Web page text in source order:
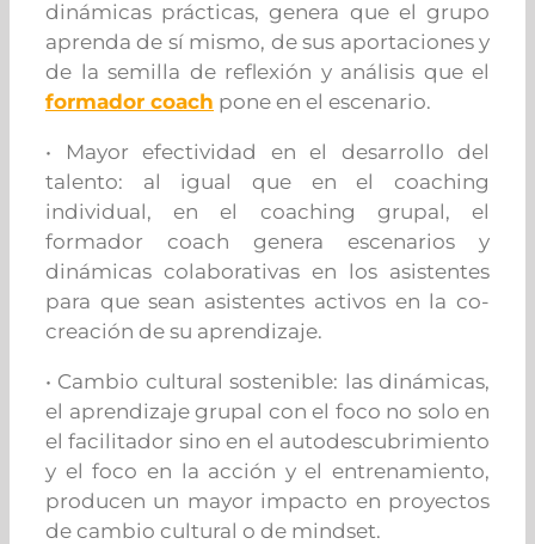
dinámicas prácticas, genera que el grupo
aprenda de sí mismo, de sus aportaciones y
de la semilla de reflexión y análisis que el
formador coach pone en el escenario.
• Mayor efectividad en el desarrollo del
talento: al igual que en el coaching
individual, en el coaching grupal, el
formador coach genera escenarios y
dinámicas colaborativas en los asistentes
para que sean asistentes activos en la co-
creación de su aprendizaje.
• Cambio cultural sostenible: las dinámicas,
el aprendizaje grupal con el foco no solo en
el facilitador sino en el autodescubrimiento
y el foco en la acción y el entrenamiento,
producen un mayor impacto en proyectos
de cambio cultural o de mindset.